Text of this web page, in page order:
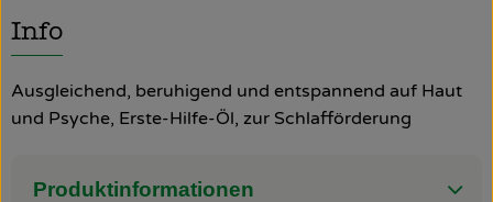
Rezepte
Info
Ausgleichend, beruhigend und entspannend auf Haut
und Psyche, Erste-Hilfe-Öl, zur Schlafförderung
Produktinformationen